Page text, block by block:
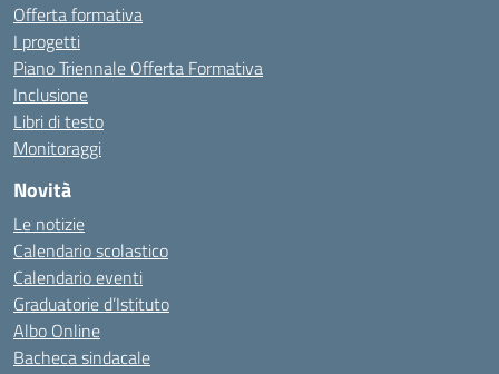
Offerta formativa
I progetti
Piano Triennale Offerta Formativa
Inclusione
Libri di testo
Monitoraggi
Novità
Le notizie
Calendario scolastico
Calendario eventi
Graduatorie d’Istituto
Albo Online
Bacheca sindacale